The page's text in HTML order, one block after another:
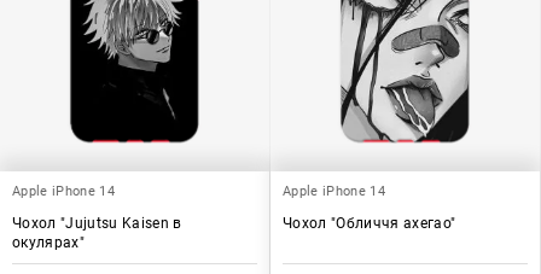
Apple iPhone 14
Чохол "Jujutsu Kaisen в
окулярах"
Apple iPhone 14
Чохол "Обличчя ахегао"